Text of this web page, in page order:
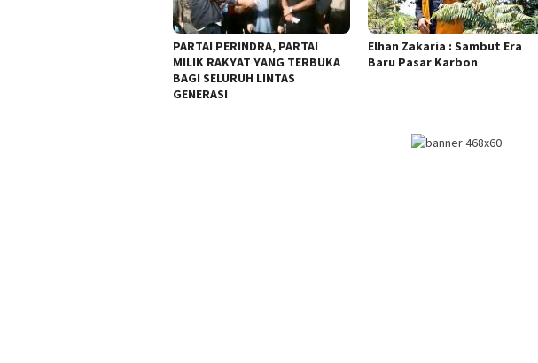
PARTAI PERINDRA, PARTAI
MILIK RAKYAT YANG TERBUKA
BAGI SELURUH LINTAS
GENERASI
Elhan Zakaria : Sambut Era
Baru Pasar Karbon